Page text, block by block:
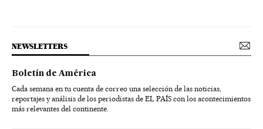
NEWSLETTERS
Boletín de América
Cada semana en tu cuenta de correo una selección de las noticias,
reportajes y análisis de los periodistas de EL PAÍS con los acontecimientos
más relevantes del continente.